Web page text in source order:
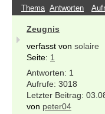
Thema Antworten
Zeugnis
verfasst von solaire
Seite: 1
1
3018
von peter04